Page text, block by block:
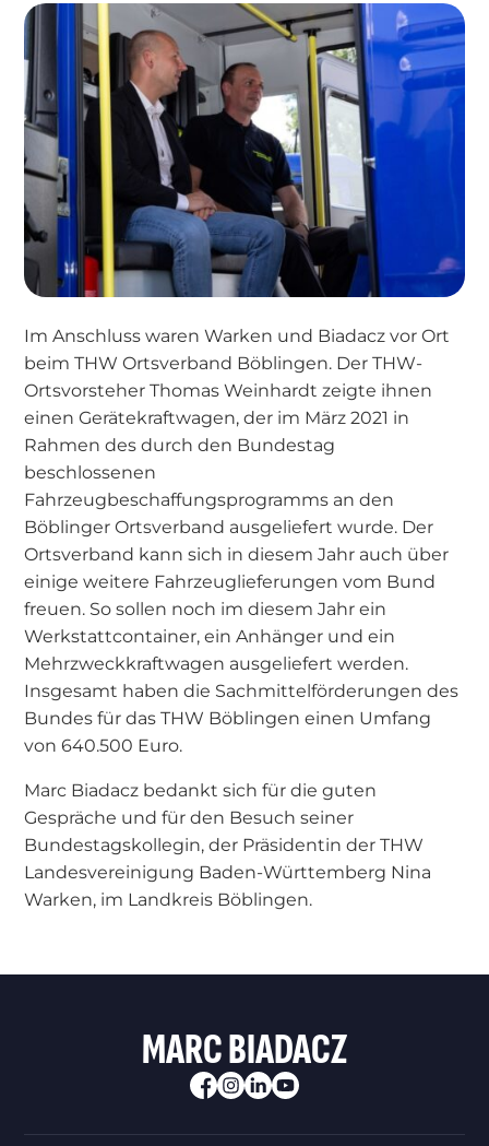
Im Anschluss waren Warken und Biadacz vor Ort
beim THW Ortsverband Böblingen. Der THW-
Ortsvorsteher Thomas Weinhardt zeigte ihnen
einen Gerätekraftwagen, der im März 2021 in
Rahmen des durch den Bundestag
beschlossenen
Fahrzeugbeschaffungsprogramms an den
Böblinger Ortsverband ausgeliefert wurde. Der
Ortsverband kann sich in diesem Jahr auch über
einige weitere Fahrzeuglieferungen vom Bund
freuen. So sollen noch im diesem Jahr ein
Werkstattcontainer, ein Anhänger und ein
Mehrzweckkraftwagen ausgeliefert werden.
Insgesamt haben die Sachmittelförderungen des
Bundes für das THW Böblingen einen Umfang
von 640.500 Euro.
Marc Biadacz bedankt sich für die guten
Gespräche und für den Besuch seiner
Bundestagskollegin, der Präsidentin der THW
Landesvereinigung Baden-Württemberg Nina
Warken, im Landkreis Böblingen.
MARC BIADACZ